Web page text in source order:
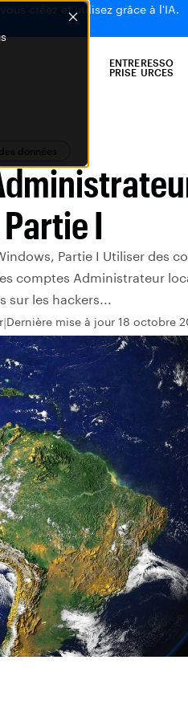
créez et utilisez grâce à l'IA.
ENTRE
PRISE
RESSO
URCES
données
I
Partie I Utiliser des
comptes Administrateur
sur les hackers...
Dernière mise à jour 18 octobre